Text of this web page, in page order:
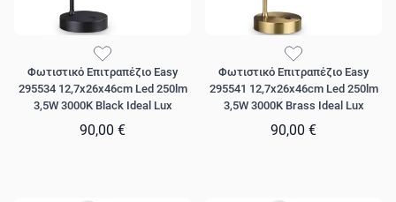
Φωτιστικό Επιτραπέζιο Easy
295534 12,7x26x46cm Led 250lm
3,5W 3000K Black Ideal Lux
90,00 €
Φωτιστικό Επιτραπέζιο Easy
295541 12,7x26x46cm Led 250lm
3,5W 3000K Brass Ideal Lux
90,00 €